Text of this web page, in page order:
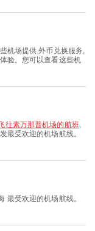
机场提供 外币兑换服务,
验。您可以查看这些机
往素万那普机场的航班,
最受欢迎的机场航线。
最受欢迎的机场航线。